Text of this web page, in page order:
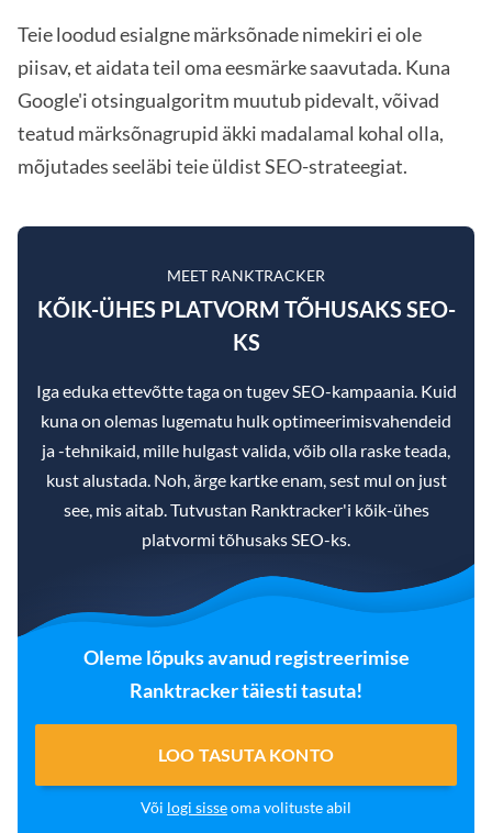
Teie loodud esialgne märksõnade nimekiri ei ole
piisav, et aidata teil oma eesmärke saavutada. Kuna
Google'i otsingualgoritm muutub pidevalt, võivad
teatud märksõnagrupid äkki madalamal kohal olla,
mõjutades seeläbi teie üldist SEO-strateegiat.
MEET RANKTRACKER
KÕIK-ÜHES PLATVORM TÕHUSAKS SEO-
KS
Iga eduka ettevõtte taga on tugev SEO-kampaania. Kuid
kuna on olemas lugematu hulk optimeerimisvahendeid
ja -tehnikaid, mille hulgast valida, võib olla raske teada,
kust alustada. Noh, ärge kartke enam, sest mul on just
see, mis aitab. Tutvustan Ranktracker'i kõik-ühes
platvormi tõhusaks SEO-ks.
Oleme lõpuks avanud registreerimise
Ranktracker täiesti tasuta!
LOO TASUTA KONTO
Või logi sisseoma volituste abil